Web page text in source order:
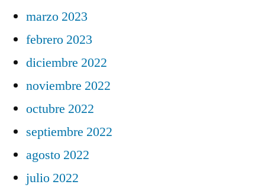
marzo 2023
febrero 2023
diciembre 2022
noviembre 2022
octubre 2022
septiembre 2022
agosto 2022
julio 2022